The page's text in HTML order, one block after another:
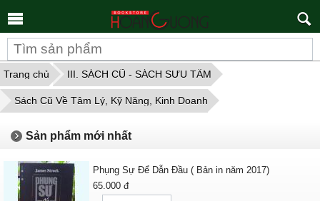
Trang chủ III. SÁCH CŨ - SÁCH SƯU TẦM
Sách Cũ Về Tâm Lý, Kỹ Năng, Kinh Doanh
Sản phẩm mới nhất
Phụng Sự Để Dẫn Đầu ( Bản in năm 2017)
65.000 đ